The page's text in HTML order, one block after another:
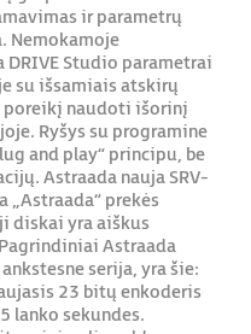
ir parametrų
Nemokamoje
Studio parametrai
su išsamiais atskirų
poreikį naudoti išorinį
Ryšys su programine
and play“ principu, be
Astraada nauja SRV-
„Astraada“ prekės
diskai yra aiškus
Astraada
serija, yra šie:
23 bitų enkoderis
lanko sekundes.